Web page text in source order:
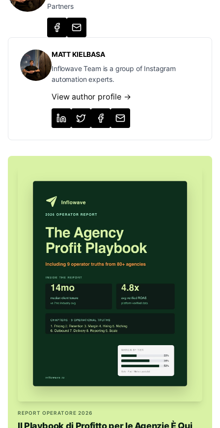
Partners
MATT KIELBASA
Inflowave Team is a group of Instagram
automation experts.
View author profile →
REPORT OPERATORE 2026
Il Playbook di Profitto per le Agenzie È Qui